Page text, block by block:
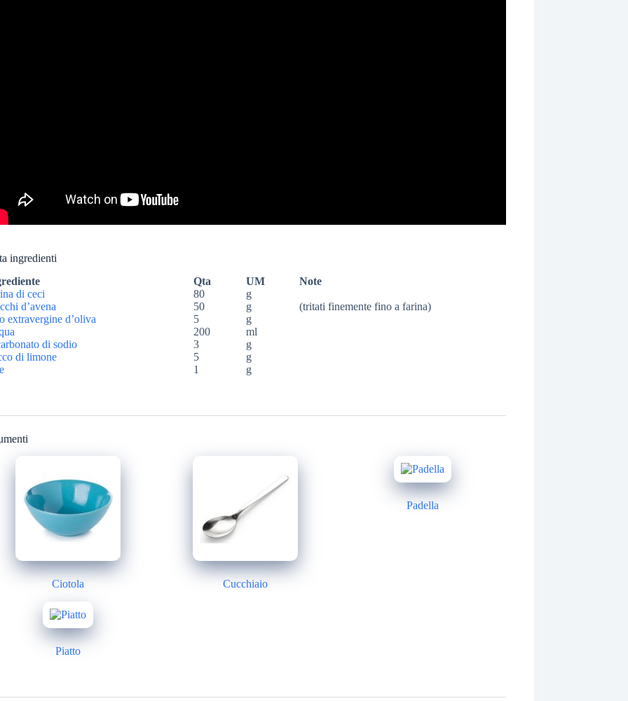
ingredienti
Qta UM
Note
di ceci
80
g
d’avena
50 g
(tritati finemente fino a farina)
extravergine d’oliva
5
g
200
ml
di sodio
3
g
di limone
5
g
1 g
Ciotola Cucchiaio
Padella
Piatto